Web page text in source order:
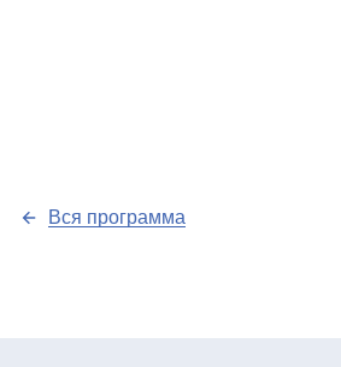
Вся программа